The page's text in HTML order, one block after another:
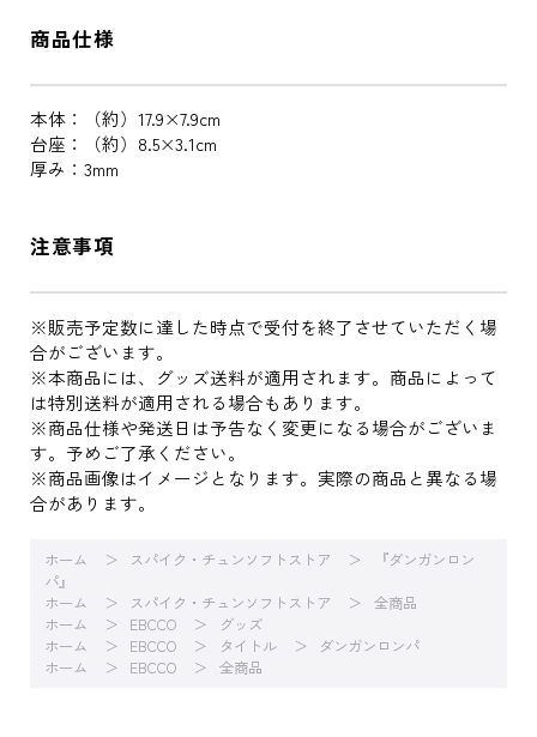
商品仕様
本体：（約）17.9×7.9cm
台座：（約）8.5×3.1cm
厚み：3mm
注意事項
※販売予定数に達した時点で受付を終了させていただく場
合がございます。
※本商品には、グッズ送料が適用されます。商品によって
は特別送料が適用される場合もあります。
※商品仕様や発送日は予告なく変更になる場合がございま
す。予めご了承ください。
※商品画像はイメージとなります。実際の商品と異なる場
合があります。
ホーム スパイク・チュンソフトストア
『ダンガンロン
パ』
ホーム
スパイク・チュンソフトストア
全商品
ホーム
EBCCO
グッズ
ホーム
EBCCO タイトル
ダンガンロンパ
ホーム
EBCCO 全商品